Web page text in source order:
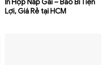
Lợi, Giá Rẻ tại HCM